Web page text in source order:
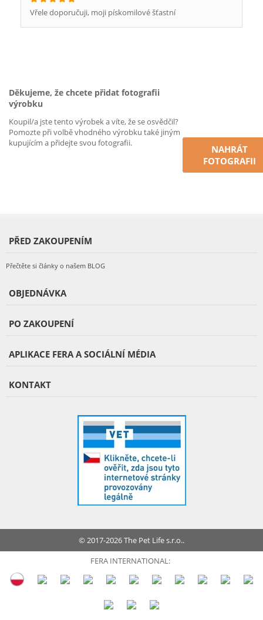
Vřele doporučuji, moji pískomilové šťastní
Děkujeme, že chcete přidat fotografii
výrobku
Koupil/a jste tento výrobek a víte, že se osvědčil?
Pomozte při volbě vhodného výrobku také jiným
kupujícím a přidejte svou fotografii.
NAHRÁT
FOTOGRAFII
PŘED ZAKOUPENÍM
Přečtěte si články o našem BLOG
OBJEDNÁVKA
PO ZAKOUPENÍ
APLIKACE FERA A SOCIÁLNÍ MÉDIA
KONTAKT
© 2017-2026 The Pet Life s.r.o..
FERA INTERNATIONAL: